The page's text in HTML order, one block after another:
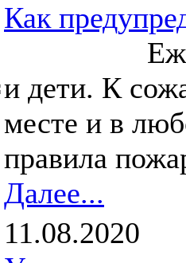
Как
Ежегодно
и дети. К
месте и в
правила
Далее...
11.08.2020